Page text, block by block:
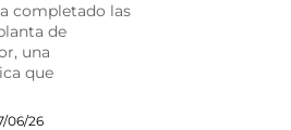
completado las
de
una
que
06/26